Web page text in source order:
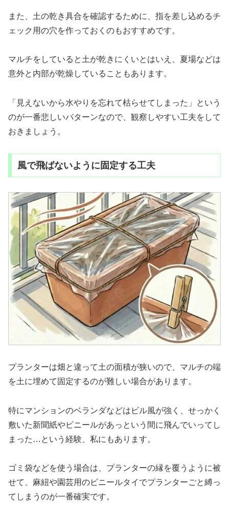
また、土の乾き具合を確認するために、指を差し込めるチ
ェック用の穴を作っておくのもおすすめです。
マルチをしていると土が乾きにくいとはいえ、夏場などは
意外と内部が乾燥していることもあります。
「見えないから水やりを忘れて枯らせてしまった」という
のが一番悲しいパターンなので、観察しやすい工夫をして
おきましょう。
風で飛ばないように固定する工夫
プランターは畑と違って土の面積が狭いので、マルチの端
を土に埋めて固定するのが難しい場合があります。
特にマンションのベランダなどはビル風が強く、せっかく
敷いた新聞紙やビニールがあっという間に飛んでいってし
まった…という経験、私にもあります。
ゴミ袋などを使う場合は、プランターの縁を覆うように被
せて、麻紐や園芸用のビニールタイでプランターごと縛っ
てしまうのが一番確実です。